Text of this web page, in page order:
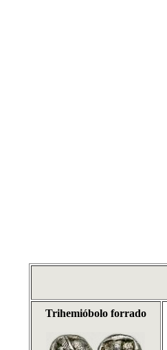
Trihemióbolo forrado